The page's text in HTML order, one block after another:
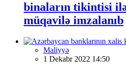
binaların tikintisi
müqavilə imzalanıb
Maliyyə
1 Dekabr 2022 14:50